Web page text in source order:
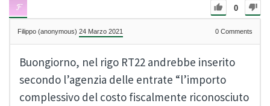
0
Filippo (anonymous) 24 Marzo 2021 0 Comments
Buongiorno, nel rigo RT22 andrebbe inserito
secondo l’agenzia delle entrate “l’importo
complessivo del costo fiscalmente riconosciuto